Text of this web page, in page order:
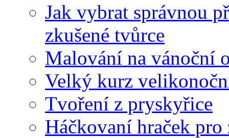
Jak vybrat správnou
zkušené tvůrce
Malování na vánoční
Velký kurz
Tvoření z pryskyřice
Háčkovaní hraček pro